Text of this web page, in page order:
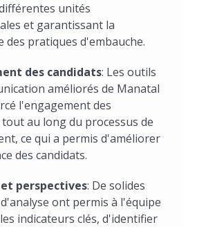
unités
et garantissant la
des pratiques d'embauche.
des candidats: Les outils
améliorés de Manatal
l'engagement des
au long du processus de
ce qui a permis d'améliorer
des candidats.
et perspectives: De solides
ont permis à l'équipe
indicateurs clés, d'identifier